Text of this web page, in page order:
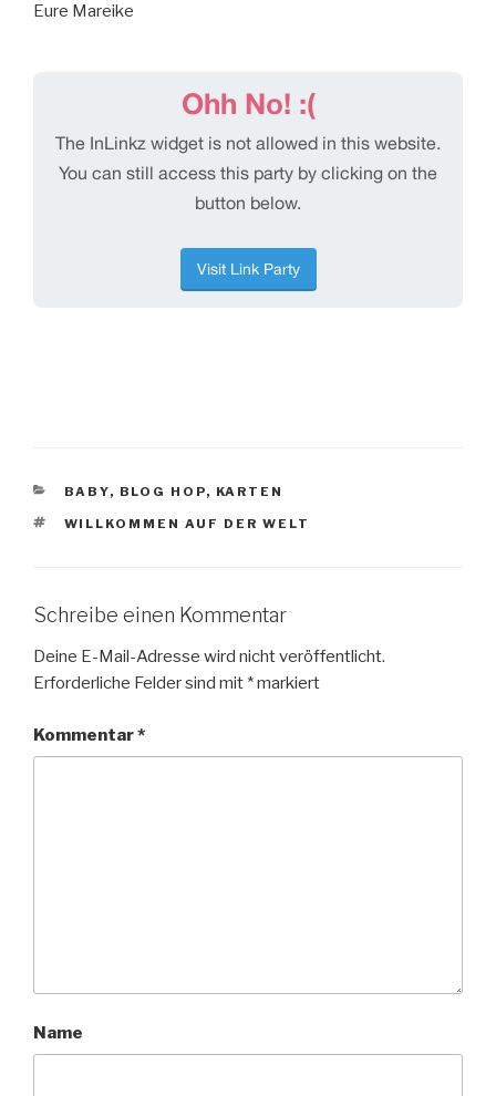
Eure Mareike
KATEGORIEN
BABY, BLOG HOP, KARTEN
SCHLAGWÖRTER
WILLKOMMEN AUF DER WELT
Schreibe einen Kommentar
Deine E-Mail-Adresse wird nicht veröffentlicht.
Erforderliche Felder sind mit *markiert
Kommentar*
Name